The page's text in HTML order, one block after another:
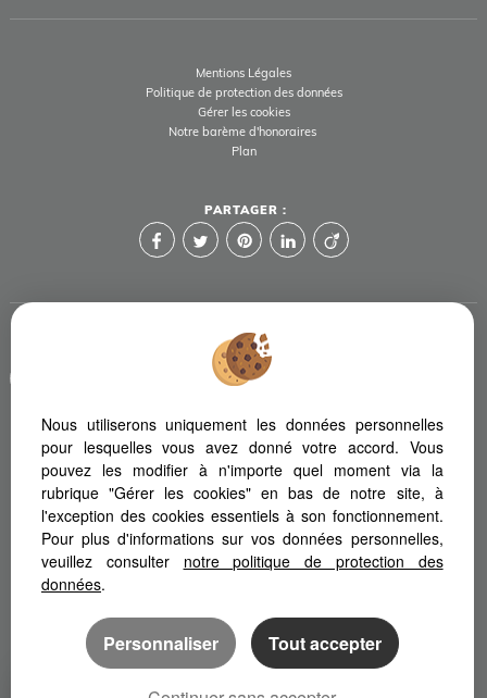
Mentions Légales
Politique de protection des données
Gérer les cookies
Notre barème d'honoraires
Plan
PARTAGER :
Afin de vous offrir un confort de lecture permanent, depuis votre
PC, votre tablette ou votre smartphone, notre site s'adapte
Logiciel immobilier Adapt Immo
Site internet immobilier
Référencement site immobilier
Nous utiliserons uniquement les données personnelles
pour lesquelles vous avez donné votre accord. Vous
pouvez les modifier à n'importe quel moment via la
rubrique "Gérer les cookies" en bas de notre site, à
l'exception des cookies essentiels à son fonctionnement.
Pour plus d'informations sur vos données personnelles,
veuillez consulter notre politique de protection des
données.
Personnaliser Tout accepter